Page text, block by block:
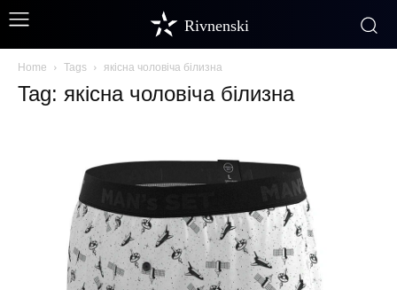
Rivnenski
Home Tags якісна чоловіча білизна
Tag: якісна чоловіча білизна